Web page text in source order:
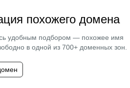
похожего домена
удобным подбором — похожее имя
в одной из 700+ доменных зон.